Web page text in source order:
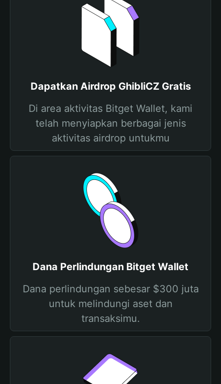
Dapatkan Airdrop GhibliCZ Gratis
Di area aktivitas Bitget Wallet, kami
telah menyiapkan berbagai jenis
aktivitas airdrop untukmu
Dana Perlindungan Bitget Wallet
Dana perlindungan sebesar $300 juta
untuk melindungi aset dan
transaksimu.